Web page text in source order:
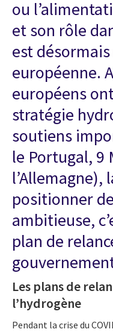
ou
et son rôle
est
européenne.
européens
stratégie
soutiens
le Portugal, 9
l’Allemagne),
positionner
ambitieuse,
plan de
Les plans de
l’hydrogène
Pendant la crise du